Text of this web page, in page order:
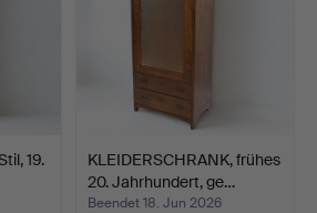
19.
KLEIDERSCHRANK, frühes
20. Jahrhundert, ge…
Beendet 18. Jun 2026